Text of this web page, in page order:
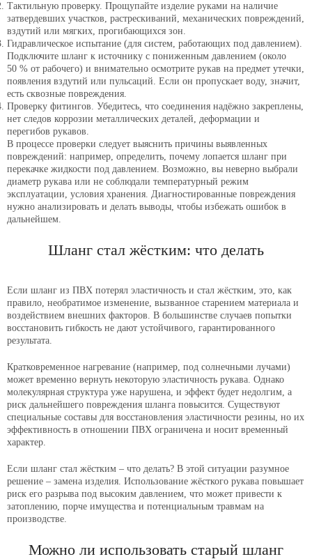
Тактильную проверку. Прощупайте изделие руками на наличие
затвердевших участков, растрескиваний, механических повреждений,
вздутий или мягких, прогибающихся зон.
Гидравлическое испытание (для систем, работающих под давлением).
Подключите шланг к источнику с пониженным давлением (около
50 % от рабочего) и внимательно осмотрите рукав на предмет утечки,
появления вздутий или пульсаций. Если он пропускает воду, значит,
есть сквозные повреждения.
Проверку фитингов. Убедитесь, что соединения надёжно закреплены,
нет следов коррозии металлических деталей, деформации и
перегибов рукавов.
В процессе проверки следует выяснить причины выявленных
повреждений: например, определить, почему лопается шланг при
перекачке жидкости под давлением. Возможно, вы неверно выбрали
диаметр рукава или не соблюдали температурный режим
эксплуатации, условия хранения. Диагностированные повреждения
нужно анализировать и делать выводы, чтобы избежать ошибок в
дальнейшем.
Шланг стал жёстким: что делать
Если шланг из ПВХ потерял эластичность и стал жёстким, это, как
правило, необратимое изменение, вызванное старением материала и
воздействием внешних факторов. В большинстве случаев попытки
восстановить гибкость не дают устойчивого, гарантированного
результата.
Кратковременное нагревание (например, под солнечными лучами)
может временно вернуть некоторую эластичность рукава. Однако
молекулярная структура уже нарушена, и эффект будет недолгим, а
риск дальнейшего повреждения шланга повысится. Существуют
специальные составы для восстановления эластичности резины, но их
эффективность в отношении ПВХ ограничена и носит временный
характер.
Если шланг стал жёстким – что делать? В этой ситуации разумное
решение – замена изделия. Использование жёсткого рукава повышает
риск его разрыва под высоким давлением, что может привести к
затоплению, порче имущества и потенциальным травмам на
производстве.
Можно ли использовать старый шланг